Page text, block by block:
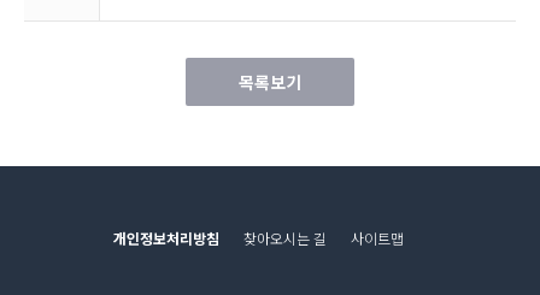
목록보기
개인정보처리방침 찾아오시는 길 사이트맵